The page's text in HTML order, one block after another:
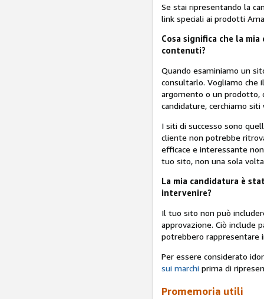
Se stai ripresentando la
link speciali ai prodotti
Cosa significa che la
contenuti?
Quando esaminiamo un
consultarlo. Vogliamo che
argomento o un prodotto,
candidature, cerchiamo
I siti di successo sono
cliente non potrebbe
efficace e interessante
tuo sito, non una sola
La mia candidatura è
intervenire?
Il tuo sito non può
approvazione. Ciò include
potrebbero rappresentare
Per essere considerato
sui marchiprima di
Promemoria utili